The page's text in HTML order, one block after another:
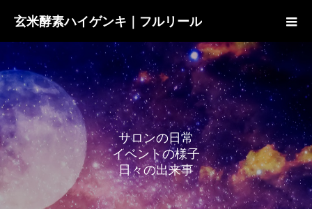
玄米酵素ハイゲンキ｜フルリール
サロンの日常
イベン トの様子
日々の出来事